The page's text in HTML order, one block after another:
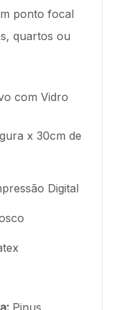
ponto focal
quartos ou
com Vidro
x 30cm de
Digital